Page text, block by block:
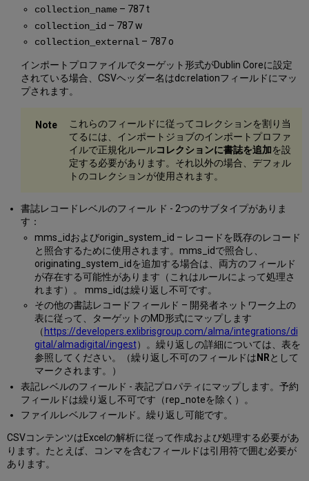
collection_name– 787 t
collection_id – 787 w
collection_external– 787 o
インポートプロファイルでターゲット形式がDublin Coreに設定
されている場合、CSVヘッダー名はdc:relationフィールドにマッ
プされます。
これらのフィールドに従ってコレクションを割り当
てるには、インポートジョブのインポートプロファ
イルで正規化ルールコレクションに書誌を追加を設
定する必要があります。それ以外の場合、デフォル
トのコレクションが使用されます。
書誌レコードレベルのフィール ド - 2つのサブタイプがありま
す：
mms_idおよびorigin_system_id – レコードを既存のレコード
と照合するために使用されます。mms_idで照合し、
originating_system_idを追加する場合は、両方のフィールド
が存在する可能性があります（これはルールによって処理さ
れます）。 mms_idは繰り返し不可です。
その他の書誌レコードフィールド – 開発者ネットワーク上の
表に従って、ターゲットのMD形式にマップします
（ https://developers.exlibrisgroup.com/alma/integrations/di
gital/almadigital/ingest）。繰り返しの詳細については、表を
参照してください。（繰り返し不可のフィールドは NRとして
マークされます。）
表記レベルのフィールド - 表記プロパティにマップします。予約
フィールドは繰り返し不可です（rep_noteを除く）。
ファイルレベルフィールド。繰り返し可能です。
CSVコンテンツはExcelの解析に従って作成および処理する必要があ
ります。たとえば、コンマを含むフィールドは引用符で囲む必要が
あります。